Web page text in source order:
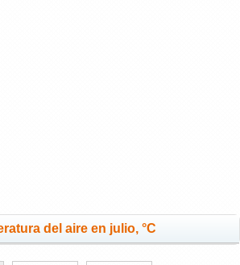
del aire en julio, °C